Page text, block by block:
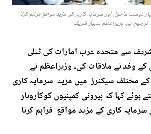
دوست ماحول اور سرمایہ کاری کے مزید مواقع فراہم کرنا
ترجیح ہے، وزیراعظم شہباز شریف
سے متحدہ عرب امارات کی ٹیلی
کے وفد نے ملاقات کی، وزیراعظم نے
مختلف سیکٹرز میں مزید سرمایہ کاری
کہا کہ بیرونی کمپنیوں کوکاروبار
کاری کے مزید مواقع فراہم کرنا